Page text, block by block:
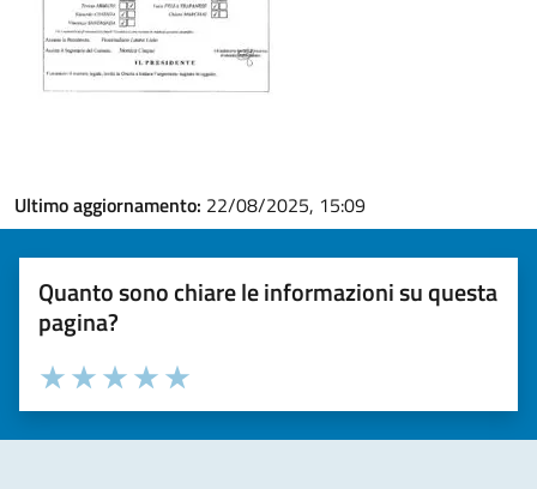
Ultimo aggiornamento: 22/08/2025, 15:09
Quanto sono chiare le informazioni su questa
pagina?
Valuta la chiarezza delle informazioni (da 1 a 5 stelle)
Seleziona il numero di stelle per valutare la chiarezza delle
Valuta 5 stelle su 5
Valuta 4 stelle su 5
Valuta 3 stelle su 5
Valuta 2 stelle su 5
Valuta 1 stelle su 5